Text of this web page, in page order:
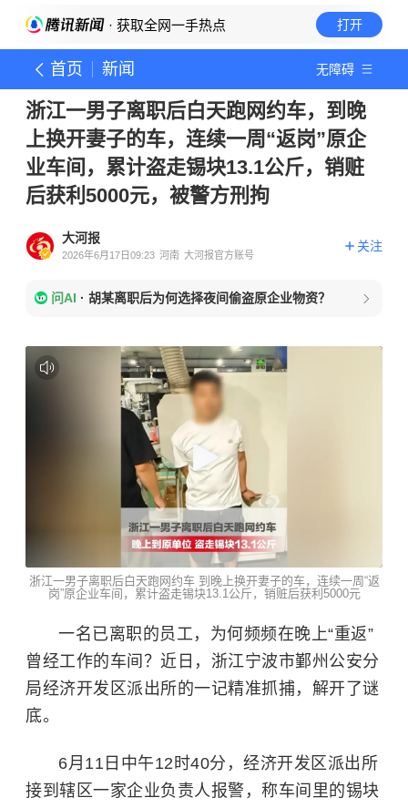
· 获取全网一手热点 打开
首页 新闻 无障碍
浙江一男子离职后白天跑网约车，到晚
上换开妻子的车，连续一周“返岗”原企
业车间，累计盗走锡块13.1公斤，销赃
后获利5000元，被警方刑拘
大河报
2026年6月17日09:23 河南 大河报官方账号
关注
问AI · 胡某离职后为何选择夜间偷盗原企业物资？
浙江一男子离职后白天跑网约车 到晚上换开妻子的车，连续一周“返
岗”原企业车间，累计盗走锡块13.1公斤，销赃后获利5000元
一名已离职的员工，为何频频在晚上“重返”
曾经工作的车间？近日，浙江宁波市鄞州公安分
局经济开发区派出所的一记精准抓捕，解开了谜
底。
6月11日中午12时40分，经济开发区派出所
接到辖区一家企业负责人报警，称车间里的锡块